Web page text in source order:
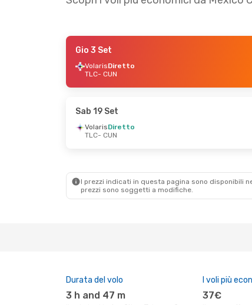
- Dom 13 Set
- Mar 29 Set
CUN
- TLC
Gio 3 Set
VolarisDiretto
TLC- CUN
Sab 19 Set
VolarisDiretto
TLC- CUN
I prezzi indicati in questa pagina sono disponibili
prezzi sono soggetti a modifiche.
Durata del volo
3 h and 47 m
I voli più
37€